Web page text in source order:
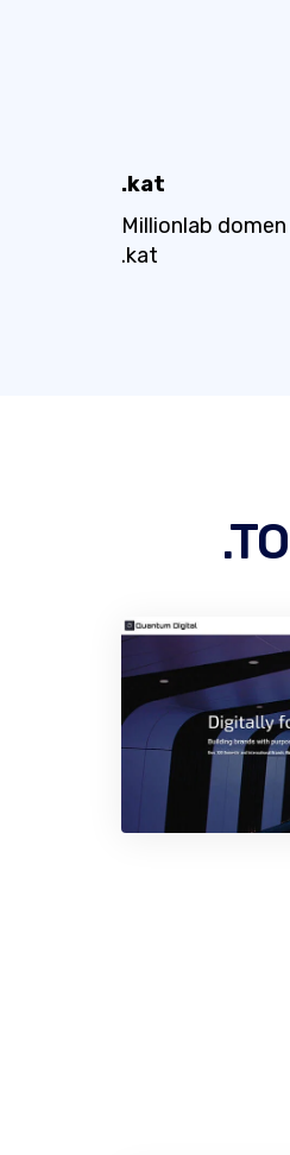
.kat
Millionlab
.kat